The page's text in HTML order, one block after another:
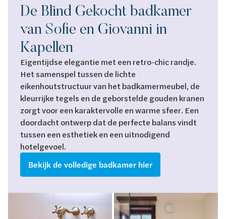
De Blind Gekocht badkamer
van Sofie en Giovanni in
Kapellen
Eigentijdse elegantie met een retro-chic randje.
Het samenspel tussen de lichte
eikenhoutstructuur van het badkamermeubel, de
kleurrijke tegels en de geborstelde gouden kranen
zorgt voor een karaktervolle en warme sfeer. Een
doordacht ontwerp dat de perfecte balans vindt
tussen een esthetiek en een uitnodigend
hotelgevoel.
Bekijk de volledige badkamer hier